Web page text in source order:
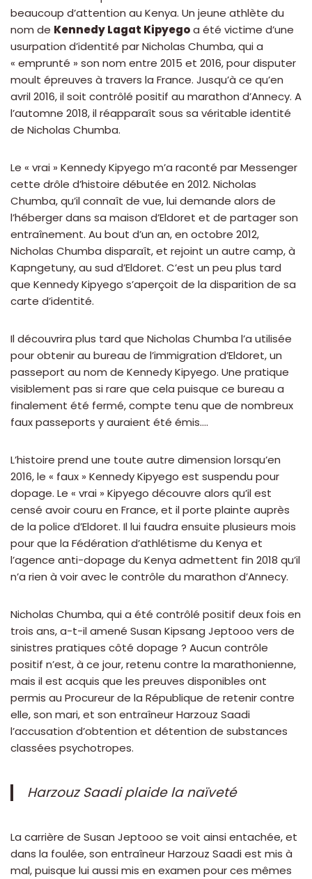
beaucoup d’attention au Kenya. Un jeune athlète du
nom de Kennedy Lagat Kipyegoa été victime d’une
usurpation d’identité par Nicholas Chumba, qui a
« emprunté » son nom entre 2015 et 2016, pour disputer
moult épreuves à travers la France. Jusqu’à ce qu’en
avril 2016, il soit contrôlé positif au marathon d’Annecy. A
l’automne 2018, il réapparaît sous sa véritable identité
de Nicholas Chumba.
Le « vrai » Kennedy Kipyego m’a raconté par Messenger
cette drôle d’histoire débutée en 2012. Nicholas
Chumba, qu’il connaît de vue, lui demande alors de
l’héberger dans sa maison d’Eldoret et de partager son
entraînement. Au bout d’un an, en octobre 2012,
Nicholas Chumba disparaît, et rejoint un autre camp, à
Kapngetuny, au sud d’Eldoret. C’est un peu plus tard
que Kennedy Kipyego s’aperçoit de la disparition de sa
carte d’identité.
Il découvrira plus tard que Nicholas Chumba l’a utilisée
pour obtenir au bureau de l’immigration d’Eldoret, un
passeport au nom de Kennedy Kipyego. Une pratique
visiblement pas si rare que cela puisque ce bureau a
finalement été fermé, compte tenu que de nombreux
faux passeports y auraient été émis….
L’histoire prend une toute autre dimension lorsqu’en
2016, le « faux » Kennedy Kipyego est suspendu pour
dopage. Le « vrai » Kipyego découvre alors qu’il est
censé avoir couru en France, et il porte plainte auprès
de la police d’Eldoret. Il lui faudra ensuite plusieurs mois
pour que la Fédération d’athlétisme du Kenya et
l’agence anti-dopage du Kenya admettent fin 2018 qu’il
n’a rien à voir avec le contrôle du marathon d’Annecy.
Nicholas Chumba, qui a été contrôlé positif deux fois en
trois ans, a-t-il amené Susan Kipsang Jeptooo vers de
sinistres pratiques côté dopage ? Aucun contrôle
positif n’est, à ce jour, retenu contre la marathonienne,
mais il est acquis que les preuves disponibles ont
permis au Procureur de la République de retenir contre
elle, son mari, et son entraîneur Harzouz Saadi
l’accusation d’obtention et détention de substances
classées psychotropes.
Harzouz Saadi plaide la naïveté
La carrière de Susan Jeptooo se voit ainsi entachée, et
dans la foulée, son entraîneur Harzouz Saadi est mis à
mal, puisque lui aussi mis en examen pour ces mêmes